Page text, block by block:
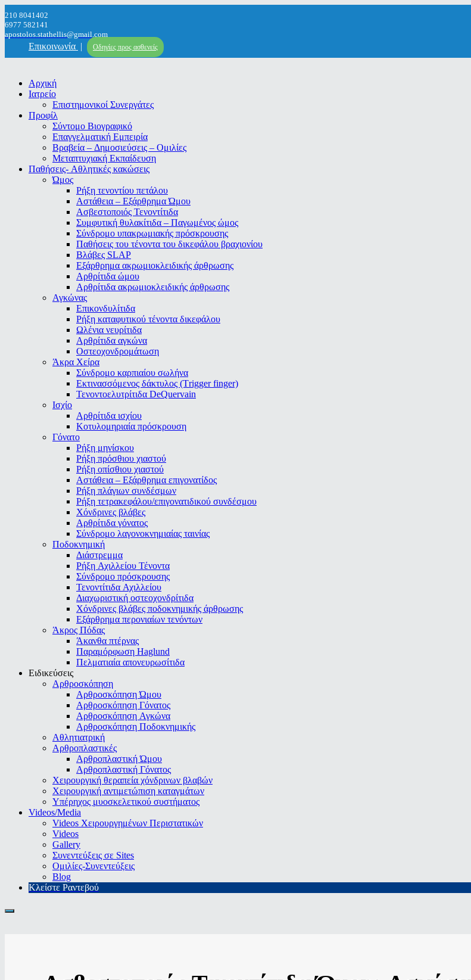
210 8041402
6977 582141
apostolos.stathellis@gmail.com
Επικοινωνία | Οδηγίες προς ασθενείς
Αρχική
Ιατρείο
Επιστημονικοί Συνεργάτες
Προφίλ
Σύντομο Βιογραφικό
Επαγγελματική Εμπειρία
Βραβεία – Δημοσιεύσεις – Ομιλίες
Μεταπτυχιακή Εκπαίδευση
Παθήσεις- Αθλητικές κακώσεις
Ώμος
Ρήξη τενοντίου πετάλου
Αστάθεια – Εξάρθρημα Ώμου
Ασβεστοποιός Τενοντίτιδα
Συμφυτική θυλακίτιδα – Παγωμένος ώμος
Σύνδρομο υπακρωμιακής πρόσκρουσης
Παθήσεις του τένοντα του δικεφάλου βραχιονίου
Βλάβες SLAP
Εξάρθρημα ακρωμιοκλειδικής άρθρωσης
Αρθρίτιδα ώμου
Αρθρίτιδα ακρωμιοκλειδικής άρθρωσης
Αγκώνας
Επικονδυλίτιδα
Ρήξη καταφυτικού τένοντα δικεφάλου
Ωλένια νευρίτιδα
Αρθρίτιδα αγκώνα
Οστεοχονδρομάτωση
Άκρα Χείρα
Σύνδρομο καρπιαίου σωλήνα
Εκτινασσόμενος δάκτυλος (Τrigger finger)
Τενοντοελυτρίτιδα DeQuervain
Ισχίο
Αρθρίτιδα ισχίου
Κοτυλομηριαία πρόσκρουση
Γόνατο
Ρήξη μηνίσκου
Ρήξη πρόσθιου χιαστού
Ρήξη οπίσθιου χιαστού
Αστάθεια – Εξάρθρημα επιγονατίδος
Ρήξη πλάγιων συνδέσμων
Ρήξη τετρακεφάλου/επιγονατιδικού συνδέσμου
Χόνδρινες βλάβες
Αρθρίτιδα γόνατος
Σύνδρομο λαγονοκνημιαίας ταινίας
Ποδοκνημική
Διάστρεμμα
Ρήξη Αχιλλείου Τένοντα
Σύνδρομο πρόσκρουσης
Τενοντίτιδα Αχιλλείου
Διαχωριστική οστεοχονδρίτιδα
Χόνδρινες βλάβες ποδοκνημικής άρθρωσης
Εξάρθρημα περονιαίων τενόντων
Άκρος Πόδας
Άκανθα πτέρνας
Παραμόρφωση Haglund
Πελματιαία απονευρωσίτιδα
Ειδικεύσεις
Αρθροσκόπηση
Αρθροσκόπηση Ώμου
Αρθροσκόπηση Γόνατος
Αρθροσκόπηση Αγκώνα
Αρθροσκόπηση Ποδοκνημικής
Αθλητιατρική
Αρθροπλαστικές
Αρθροπλαστική Ώμου
Αρθροπλαστική Γόνατος
Χειρουργική θεραπεία χόνδρινων βλαβών
Χειρουργική αντιμετώπιση καταγμάτων
Υπέρηχος μυοσκελετικού συστήματος
Videos/Media
Videos Χειρουργημένων Περιστατικών
Videos
Gallery
Συνεντεύξεις σε Sites
Ομιλίες-Συνεντεύξεις
Blog
Κλείστε Ραντεβού